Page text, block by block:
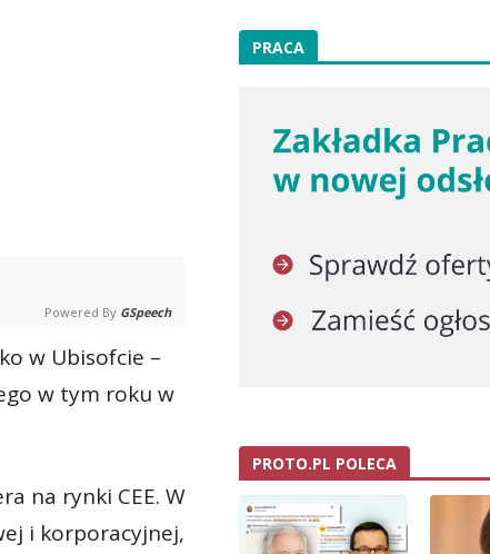
Powered By GSpeech
w Ubisofcie –
w tym roku w
na rynki CEE. W
i korporacyjnej,
PRACA
PROTO.PL POLECA